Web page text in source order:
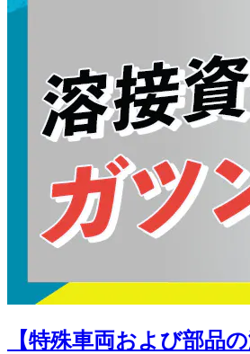
【特殊車両および部品